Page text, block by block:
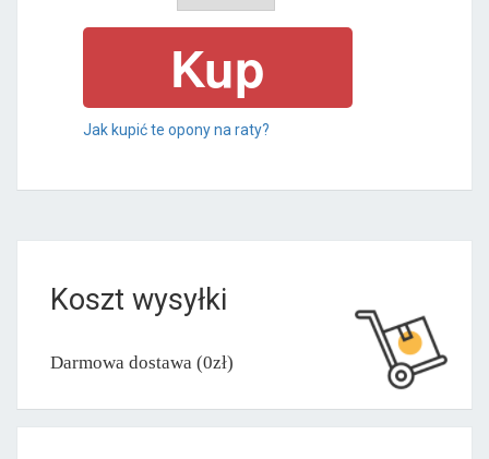
Jak kupić te opony na raty?
Koszt wysyłki
Darmowa dostawa (0zł)